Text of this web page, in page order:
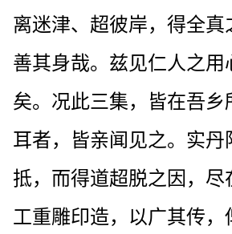
离迷津、超彼岸，得全真
善其身哉。兹见仁人之用
矣。况此三集，皆在吾乡
耳者，皆亲闻见之。实丹
抵，而得道超脱之因，尽
工重雕印造，以广其传，